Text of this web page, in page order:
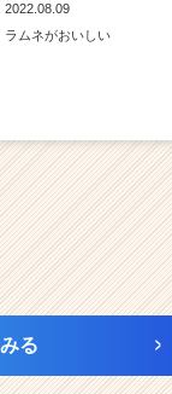
2022.08.09
ラムネがおいしい
る